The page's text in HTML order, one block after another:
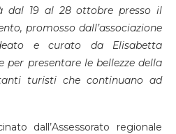
dal 19 al 28 ottobre presso il
promosso dall’associazione
e curato da Elisabetta
per presentare le bellezze della
turisti che continuano ad
dall’Assessorato regionale